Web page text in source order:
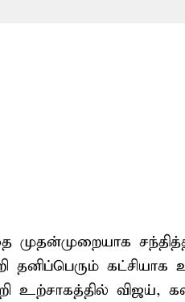
முதன்முறையாக
கட்சியாக
உற்சாகத்தில் விஜய்,